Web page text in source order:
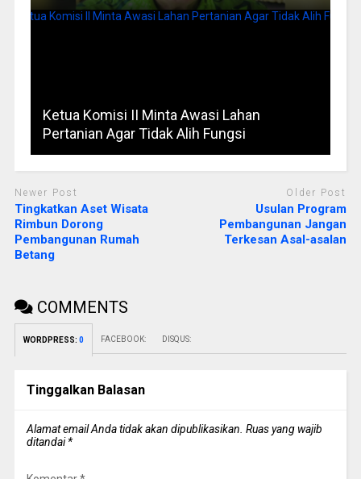
Ketua Komisi II Minta Awasi Lahan
Pertanian Agar Tidak Alih Fungsi
Newer Post
Tingkatkan Aset Wisata
Rimbun Dorong
Pembangunan Rumah
Betang
Older Post
Usulan Program
Pembangunan Jangan
Terkesan Asal-asalan
COMMENTS
WORDPRESS: 0 FACEBOOK: DISQUS:
Tinggalkan Balasan
Alamat email Anda tidak akan dipublikasikan. Ruas yang wajib
ditandai*